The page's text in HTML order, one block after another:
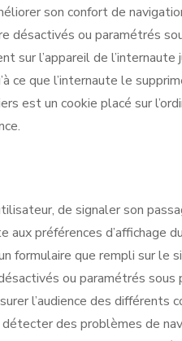
son confort de
ou paramétrés
l’appareil de l’internaute
ce que l’internaute le
est un cookie placé sur
de signaler son
préférences d’affichage
que rempli sur le
ou paramétrés sous
l’audience des
des problèmes de